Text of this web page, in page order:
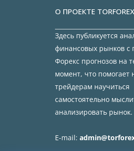
О ПРОЕКТЕ TORFOREX
Здесь публикуется
финансовых рынков с
Форекс прогнозов на
момент, что
трейдерам научиться
самостоятельно
анализировать рынок.
E-mail: